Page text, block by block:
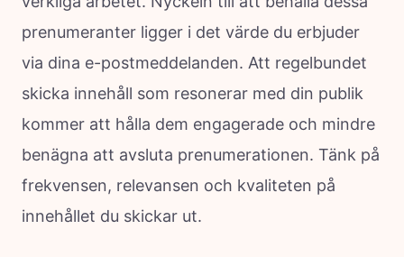
prenumeranter ligger i det värde du erbjuder
via dina e-postmeddelanden. Att regelbundet
skicka innehåll som resonerar med din publik
kommer att hålla dem engagerade och mindre
benägna att avsluta prenumerationen. Tänk på
frekvensen, relevansen och kvaliteten på
innehållet du skickar ut.